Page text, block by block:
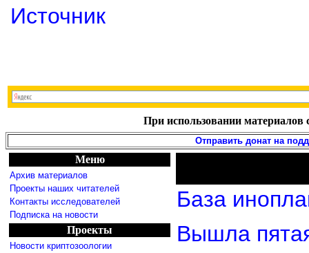
Источник
При использовании материалов
Отправить донат на
Меню
Архив материалов
Проекты наших читателей
Контакты исследователей
Подписка на новости
Проекты
Новости криптозоологии
База
Вышла